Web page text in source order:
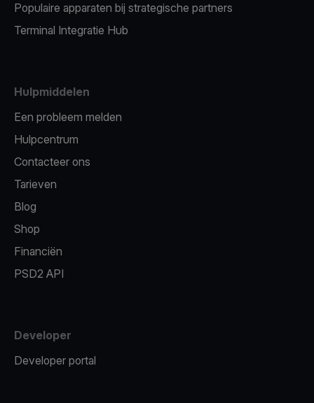
Populaire apparaten bij strategische partners
Terminal Integratie Hub
Hulpmiddelen
Een probleem melden
Hulpcentrum
Contacteer ons
Tarieven
Blog
Shop
Financiën
PSD2 API
Developer
Developer portal